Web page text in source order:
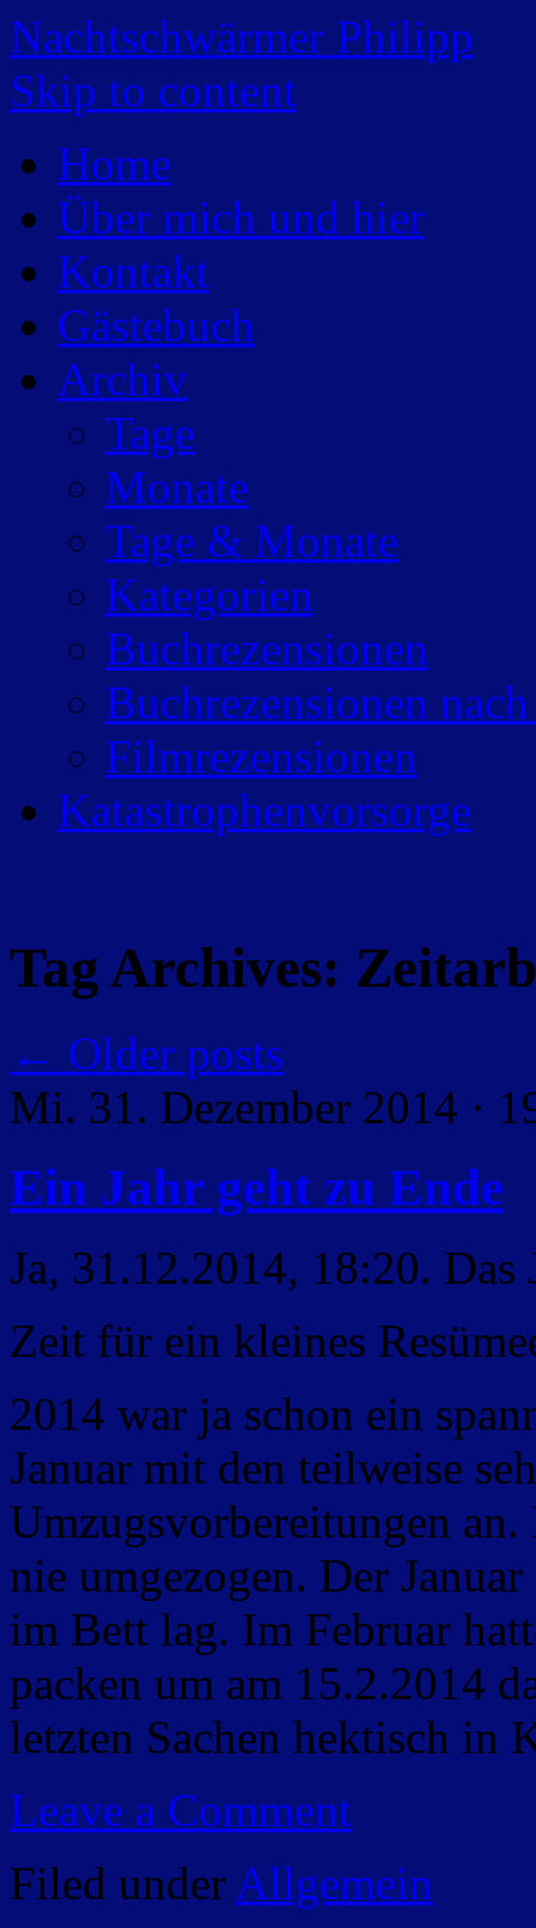
Nachtschwärmer Philipp
Skip to content
Home
Über mich und hier
Kontakt
Gästebuch
Archiv
Tage
Monate
Tage & Monate
Kategorien
Buchrezensionen
Buchrezensionen
Filmrezensionen
Katastrophenvorsorge
Tag Archives:
← Older posts
Mi. 31. Dezember 2014 ·
Ein Jahr geht zu Ende
Ja, 31.12.2014, 18:20.
Zeit für ein kleines
2014 war ja schon ein
Januar mit den teilweise
Umzugsvorbereitungen
nie umgezogen. Der
im Bett lag. Im Februar
packen um am 15.2.2014
letzten Sachen hektisch in
Leave a Comment
Filed under Allgemein